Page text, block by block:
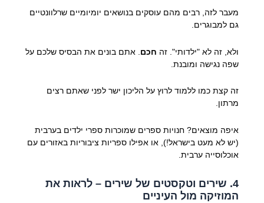
מעבר לזה, רבים מהם עוסקים בנושאים יומיומיים שרלוונטיים
גם למבוגרים.
ולא, זה לא "ילדותי". זה חכם . אתם בונים את הבסיס שלכם על
שפה נגישה ומובנת.
זה קצת כמו ללמוד לרוץ על הליכון ישר לפני שאתם רצים
מרתון.
איפה מוצאים? חנויות ספרים שמוכרות ספרי ילדים בערבית
(יש לא מעט בישראל!), או אפילו ספריות ציבוריות באזורים עם
אוכלוסייה ערבית.
4. שירים וטקסטים של שירים – לראות את
המוזיקה מול העיניים